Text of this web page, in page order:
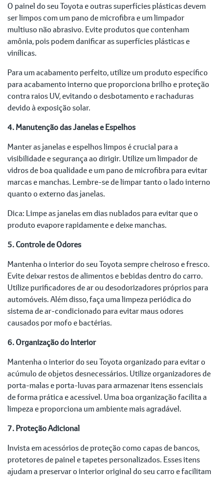
O painel do seu Toyota e outras superfícies plásticas devem
ser limpos com um pano de microfibra e um limpador
multiuso não abrasivo. Evite produtos que contenham
amônia, pois podem danificar as superfícies plásticas e
vinílicas.
Para um acabamento perfeito, utilize um produto específico
para acabamento interno que proporciona brilho e proteção
contra raios UV, evitando o desbotamento e rachaduras
devido à exposição solar.
4. Manutenção das Janelas e Espelhos
Manter as janelas e espelhos limpos é crucial para a
visibilidade e segurança ao dirigir. Utilize um limpador de
vidros de boa qualidade e um pano de microfibra para evitar
marcas e manchas. Lembre-se de limpar tanto o lado interno
quanto o externo das janelas.
Dica: Limpe as janelas em dias nublados para evitar que o
produto evapore rapidamente e deixe manchas.
5. Controle de Odores
Mantenha o interior do seu Toyota sempre cheiroso e fresco.
Evite deixar restos de alimentos e bebidas dentro do carro.
Utilize purificadores de ar ou desodorizadores próprios para
automóveis. Além disso, faça uma limpeza periódica do
sistema de ar-condicionado para evitar maus odores
causados por mofo e bactérias.
6. Organização do Interior
Mantenha o interior do seu Toyota organizado para evitar o
acúmulo de objetos desnecessários. Utilize organizadores de
porta-malas e porta-luvas para armazenar itens essenciais
de forma prática e acessível. Uma boa organização facilita a
limpeza e proporciona um ambiente mais agradável.
7. Proteção Adicional
Invista em acessórios de proteção como capas de bancos,
protetores de painel e tapetes personalizados. Esses itens
ajudam a preservar o interior original do seu carro e facilitam